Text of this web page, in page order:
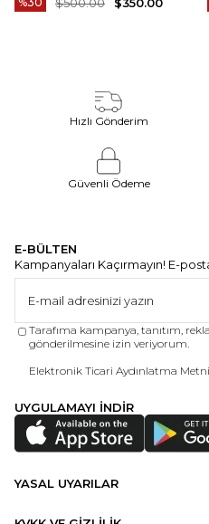
Tahmini teslim süremiz,
Ürünlerimizin fotoğraf
yapılmaktadır. Ürünlerin
Bu durum ekran , monitör veya
gibi bir çok sebeplerden
Hızlı Gönderim
Güvenli Ödeme
E-BÜLTEN
Kampanyaları Kaçırmayın! E-
Tarafıma kampanya, tanıtım,
gönderilmesine izin veriyorum.
Elektronik Ticari Aydınlatma
UYGULAMAYI İNDİR
YASAL UYARILAR